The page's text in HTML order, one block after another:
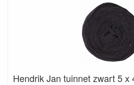
Hendrik Jan tuinnet zwart 5 x